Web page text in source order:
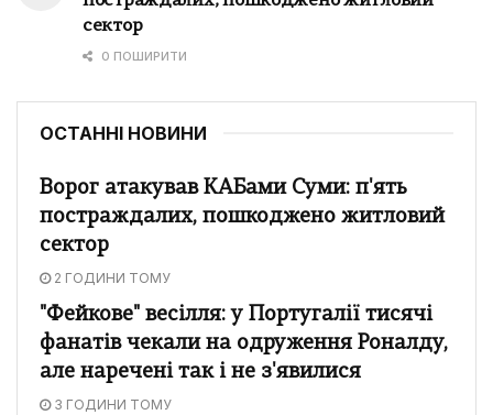
сектор
0 ПОШИРИТИ
ОСТАННІ НОВИНИ
Ворог атакував КАБами Суми: п'ять
постраждалих, пошкоджено житловий
сектор
2 ГОДИНИ ТОМУ
"Фейкове" весілля: у Португалії тисячі
фанатів чекали на одруження Роналду,
але наречені так і не з'явилися
3 ГОДИНИ ТОМУ